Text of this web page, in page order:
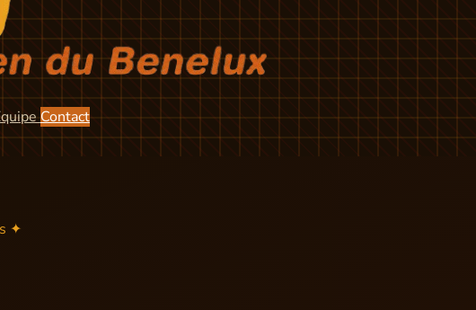
Contact
✦